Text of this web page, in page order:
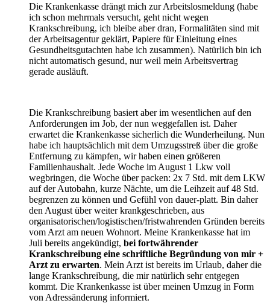
Die Krankenkasse drängt mich zur Arbeitslosmeldung (habe
ich schon mehrmals versucht, geht nicht wegen
Krankschreibung, ich bleibe aber dran, Formalitäten sind mit
der Arbeitsagentur geklärt, Papiere für Einleitung eines
Gesundheitsgutachten habe ich zusammen). Natürlich bin ich
nicht automatisch gesund, nur weil mein Arbeitsvertrag
gerade ausläuft.
Die Krankschreibung basiert aber im wesentlichen auf den
Anforderungen im Job, der nun weggefallen ist. Daher
erwartet die Krankenkasse sicherlich die Wunderheilung. Nun
habe ich hauptsächlich mit dem Umzugsstreß über die große
Entfernung zu kämpfen, wir haben einen größeren
Familienhaushalt. Jede Woche im August 1 Lkw voll
wegbringen, die Woche über packen: 2x 7 Std. mit dem LKW
auf der Autobahn, kurze Nächte, um die Leihzeit auf 48 Std.
begrenzen zu können und Gefühl von dauer-platt. Bin daher
den August über weiter krankgeschrieben, aus
organisatorischen/logistischen/fristwahrenden Gründen bereits
vom Arzt am neuen Wohnort. Meine Krankenkasse hat im
Juli bereits angekündigt, bei fortwährender
Krankschreibung eine schriftliche Begründung von mir +
Arzt zu erwarten. Mein Arzt ist bereits im Urlaub, daher die
lange Krankschreibung, die mir natürlich sehr entgegen
kommt. Die Krankenkasse ist über meinen Umzug in Form
von Adressänderung informiert.